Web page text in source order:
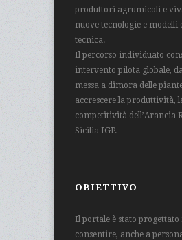
produttori agrumicoli e
nuove tecnologie e modelli
tecnica.
Il percorso individuato
intervento pilota globale,
messa a dimora delle
accrescere la produttività,
competitività dell’Arancia
Sicilia IGP.
OBIETTIVO
Il portale è stato progettato
consentire, anche a